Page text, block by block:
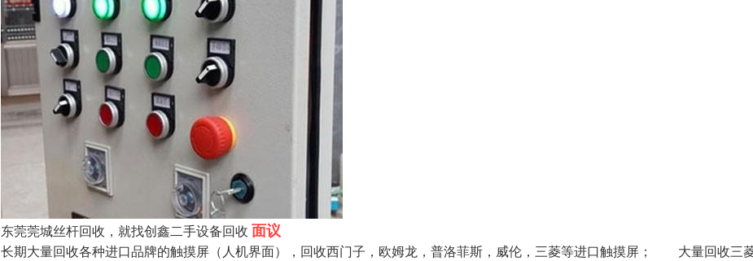
东莞莞城丝杆回收，就找创鑫二手设备回收 面议
长期大量回收各种进口品牌的触摸屏（人机界面），回收西门子，欧姆龙，普洛菲斯，威伦，三菱等进口触摸屏； 大量回收三